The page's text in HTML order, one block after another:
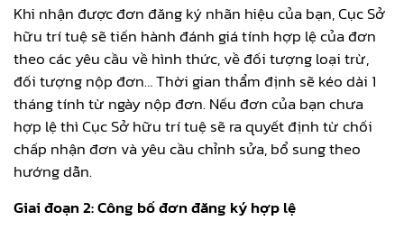
Khi nhận được đơn đăng ký nhãn hiệu của bạn, Cục Sở
hữu trí tuệ sẽ tiến hành đánh giá tính hợp lệ của đơn
theo các yêu cầu về hình thức, về đối tượng loại trừ,
đối tượng nộp đơn… Thời gian thẩm định sẽ kéo dài 1
tháng tính từ ngày nộp đơn. Nếu đơn của bạn chưa
hợp lệ thì Cục Sở hữu trí tuệ sẽ ra quyết định từ chối
chấp nhận đơn và yêu cầu chỉnh sửa, bổ sung theo
hướng dẫn.
Giai đoạn 2: Công bố đơn đăng ký hợp lệ